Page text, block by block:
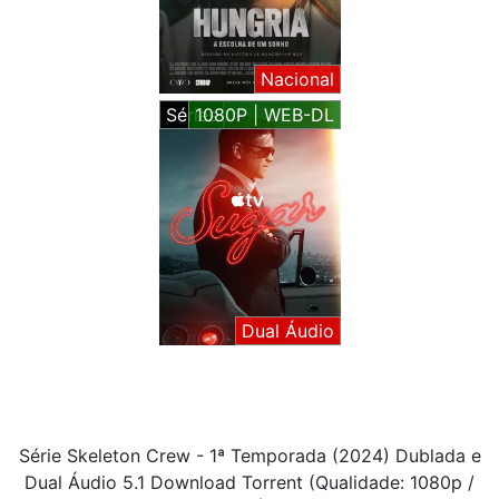
Nacional
Séries1080P | WEB-DL
Dual Áudio
Série Skeleton Crew - 1ª Temporada (2024) Dublada e
Dual Áudio 5.1 Download Torrent (Qualidade: 1080p /